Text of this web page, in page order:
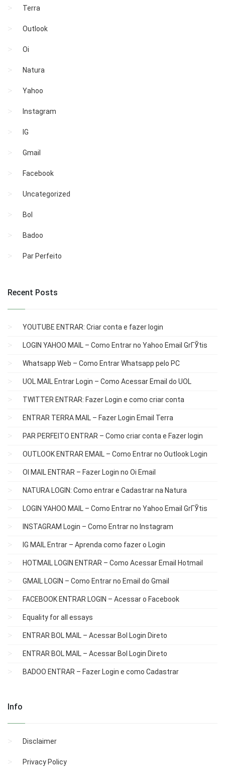
Terra
Outlook
Oi
Natura
Yahoo
Instagram
IG
Gmail
Facebook
Uncategorized
Bol
Badoo
Par Perfeito
Recent Posts
YOUTUBE ENTRAR: Criar conta e fazer login
LOGIN YAHOO MAIL – Como Entrar no Yahoo Email GrГЎtis
Whatsapp Web – Como Entrar Whatsapp pelo PC
UOL MAIL Entrar Login – Como Acessar Email do UOL
TWITTER ENTRAR: Fazer Login e como criar conta
ENTRAR TERRA MAIL – Fazer Login Email Terra
PAR PERFEITO ENTRAR – Como criar conta e Fazer login
OUTLOOK ENTRAR EMAIL – Como Entrar no Outlook Login
OI MAIL ENTRAR – Fazer Login no Oi Email
NATURA LOGIN: Como entrar e Cadastrar na Natura
LOGIN YAHOO MAIL – Como Entrar no Yahoo Email GrГЎtis
INSTAGRAM Login – Como Entrar no Instagram
IG MAIL Entrar – Aprenda como fazer o Login
HOTMAIL LOGIN ENTRAR – Como Acessar Email Hotmail
GMAIL LOGIN – Como Entrar no Email do Gmail
FACEBOOK ENTRAR LOGIN – Acessar o Facebook
Equality for all essays
ENTRAR BOL MAIL – Acessar Bol Login Direto
ENTRAR BOL MAIL – Acessar Bol Login Direto
BADOO ENTRAR – Fazer Login e como Cadastrar
Info
Disclaimer
Privacy Policy